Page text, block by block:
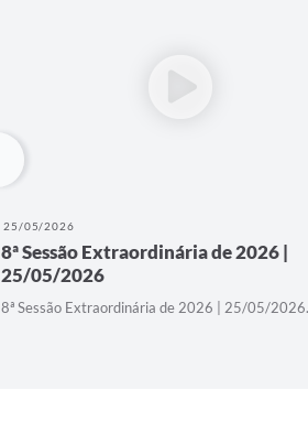
25/05/2026
8ª Sessão Extraordinária de 2026 |
25/05/2026
8ª Sessão Extraordinária de 2026 | 25/05/2026.